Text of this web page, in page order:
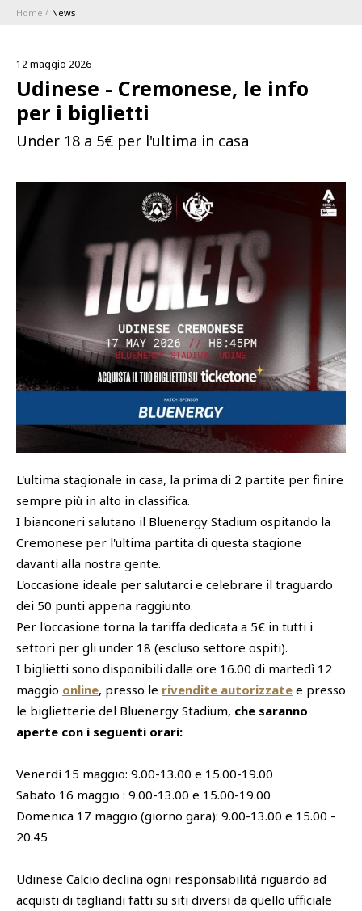
1896 MEMBERSHIP PROGRAM
Calendari e Risultati
Classifiche
Academy
Cattedra Universidad Europea
Esports
BLUENERGY STADIUM
MEETING CENTER
SPONSOR
SQUADRE
SHOP
PHOTOGALLERY
Home News
12 maggio 2026
Udinese - Cremonese, le info
per i biglietti
Under 18 a 5€ per l'ultima in casa
L'ultima stagionale in casa, la prima di 2 partite per finire
sempre più in alto in classifica.
I bianconeri salutano il Bluenergy Stadium ospitando la
Cremonese per l'ultima partita di questa stagione
davanti alla nostra gente.
L'occasione ideale per salutarci e celebrare il traguardo
dei 50 punti appena raggiunto.
Per l'occasione torna la tariffa dedicata a 5€ in tutti i
settori per gli under 18 (escluso settore ospiti).
I biglietti sono disponibili dalle ore 16.00 di martedì 12
maggio online, presso le rivendite autorizzate e presso
le biglietterie del Bluenergy Stadium, che saranno
aperte con i seguenti orari:
Venerdì 15 maggio: 9.00-13.00 e 15.00-19.00
Sabato 16 maggio : 9.00-13.00 e 15.00-19.00
Domenica 17 maggio (giorno gara): 9.00-13.00 e 15.00 -
20.45
Udinese Calcio declina ogni responsabilità riguardo ad
acquisti di tagliandi fatti su siti diversi da quello ufficiale